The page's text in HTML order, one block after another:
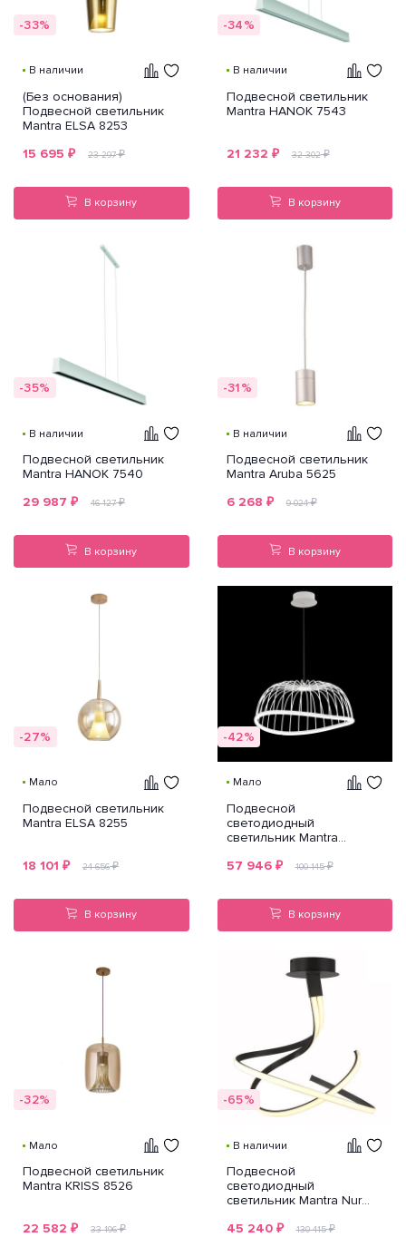
-33%
В наличии
(Без основания)
Подвесной светильник
Mantra ELSA 8253
15 695 ₽ 23 297₽
В корзину
-34%
В наличии
Подвесной светильник
Mantra HANOK 7543
21 232 ₽ 32 302₽
В корзину
-35%
В наличии
Подвесной светильник
Mantra HANOK 7540
29 987 ₽ 46 127₽
В корзину
-31%
В наличии
Подвесной светильник
Mantra Aruba 5625
6 268 ₽ 9 024₽
В корзину
-27%
Мало
Подвесной светильник
Mantra ELSA 8255
18 101 ₽ 24 656₽
В корзину
-42%
Мало
Подвесной
светодиодный
светильник Mantra
57 946₽ 100 145₽
В корзину
-32%
Мало
Подвесной светильник
Mantra KRISS 8526
22 582 ₽ 33 196₽
-65%
В наличии
Подвесной
светодиодный
светильник Mantra Nur
45 240₽ 130 415₽